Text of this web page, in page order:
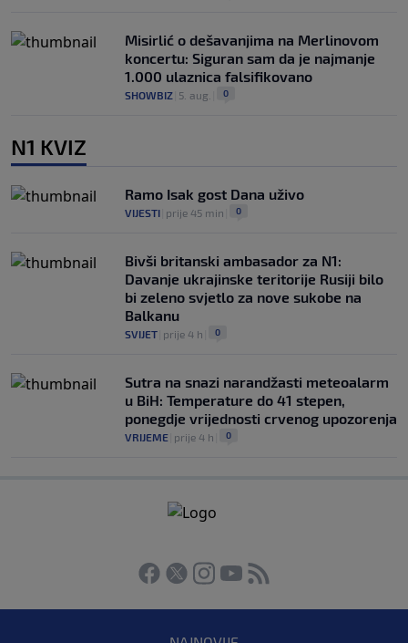
Misirlić o dešavanjima na Merlinovom
koncertu: Siguran sam da je najmanje
1.000 ulaznica falsifikovano
SHOWBIZ 5. aug. 0
N1 KVIZ
Ramo Isak gost Dana uživo
VIJESTI prije 45 min 0
Bivši britanski ambasador za N1:
Davanje ukrajinske teritorije Rusiji bilo
bi zeleno svjetlo za nove sukobe na
Balkanu
SVIJET prije 4 h 0
Sutra na snazi narandžasti meteoalarm
u BiH: Temperature do 41 stepen,
ponegdje vrijednosti crvenog upozorenja
VRIJEME prije 4 h 0